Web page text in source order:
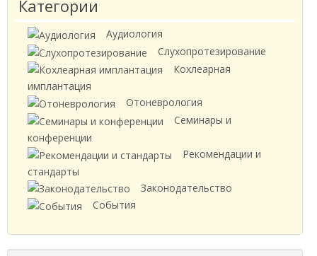
Категории
Аудиология
Слухопротезирование
Кохлеарная
имплантация
Отоневрология
Семинары и
конференции
Рекомендации и
стандарты
Законодательство
События